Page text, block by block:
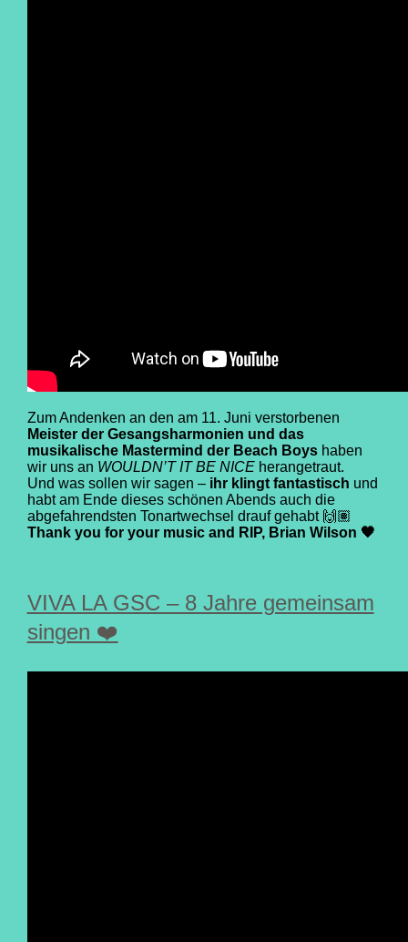
Zum Andenken an den am 11. Juni verstorbenen
Meister der Gesangsharmonien und das
musikalische Mastermind der Beach Boys haben
wir uns an WOULDN’T IT BE NICEherangetraut.
Und was sollen wir sagen – ihr klingt fantastisch und
habt am Ende dieses schönen Abends auch die
abgefahrendsten Tonartwechsel drauf gehabt 🙌🏽
Thank you for your music and RIP, Brian Wilson 🖤
VIVA LA GSC – 8 Jahre gemeinsam
singen ❤️